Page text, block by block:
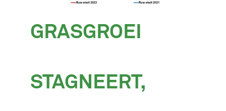
GRASGROEI
STAGNEERT,